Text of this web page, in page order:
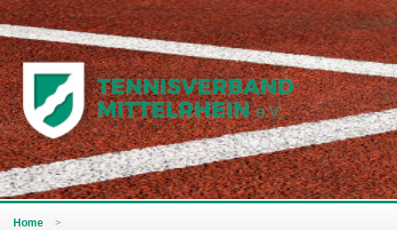
Home >